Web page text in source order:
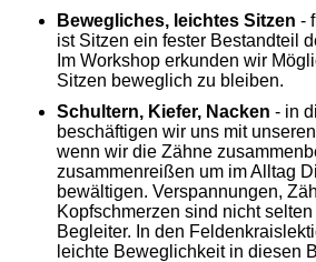
Bewegliches, leichtes Sitzen -
ist Sitzen ein fester Bestandteil
Im Workshop erkunden wir
Sitzen beweglich zu bleiben.
Schultern, Kiefer, Nacken - in
beschäftigen wir uns mit
wenn wir die Zähne
zusammenreißen um im Alltag
bewältigen. Verspannungen,
Kopfschmerzen sind nicht
Begleiter. In den
leichte Beweglichkeit in diesen